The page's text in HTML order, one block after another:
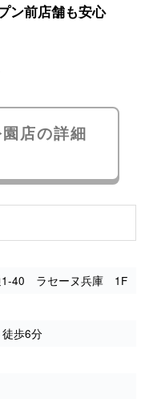
ン前店舗も安心
店の詳細
1-40 ラセーヌ兵庫 1F
歩6分